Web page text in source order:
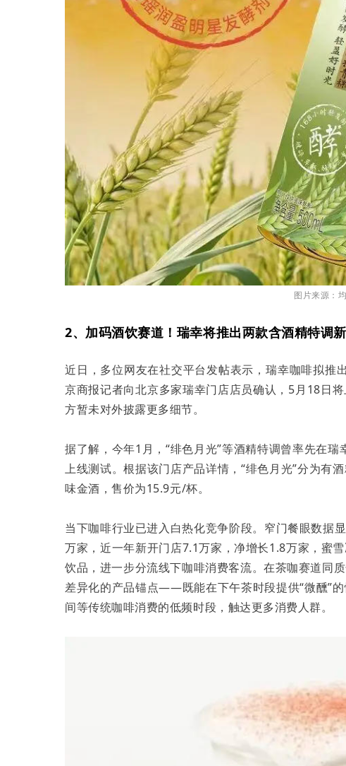
图片来源：
2、加码酒饮赛道！瑞幸将推出两款含酒精特调
近日，多位网友在社交平台发帖表示，瑞幸咖啡拟推
京商报记者向北京多家瑞幸门店店员确认，5月18日
方暂未对外披露更多细节。
据了解，今年1月，“绯色月光”等酒精特调曾率先在
上线测试。根据该门店产品详情，“绯色月光”分为有
味金酒，售价为15.9元/杯。
当下咖啡行业已进入白热化竞争阶段。窄门餐眼数据
万家，近一年新开门店7.1万家，净增长1.8万家，蜜
饮品，进一步分流线下咖啡消费客流。在茶咖赛道同
差异化的产品锚点——既能在下午茶时段提供“微醺”
间等传统咖啡消费的低频时段，触达更多消费人群。